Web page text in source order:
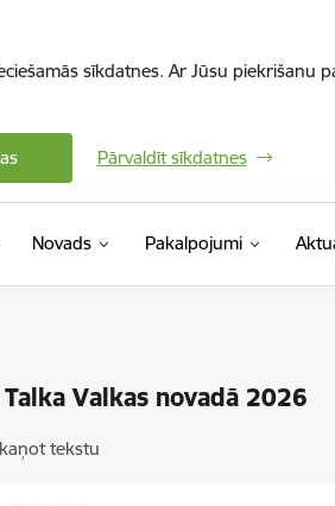
sīkdatnes. Ar Jūsu
Pārvaldīt sīkdatnes
Novads Pakalpojumi
Valkas novadā 2026
tekstu